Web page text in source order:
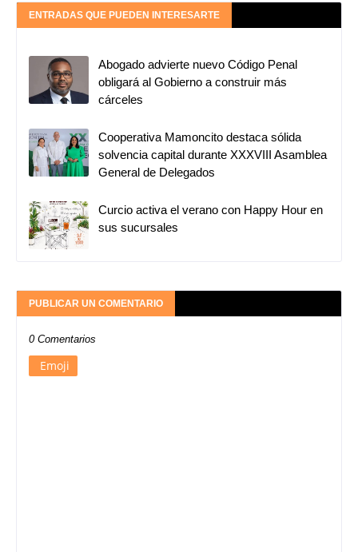
ENTRADAS QUE PUEDEN INTERESARTE
Abogado advierte nuevo Código Penal
obligará al Gobierno a construir más
cárceles
Cooperativa Mamoncito destaca sólida
solvencia capital durante XXXVIII Asamblea
General de Delegados
Curcio activa el verano con Happy Hour en
sus sucursales
PUBLICAR UN COMENTARIO
0 Comentarios
Emoji